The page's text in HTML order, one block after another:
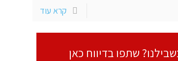
קרא עוד
שתפו בדיווח כאן